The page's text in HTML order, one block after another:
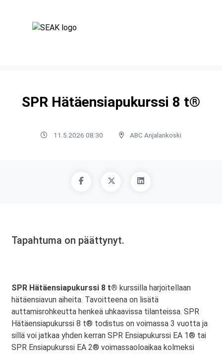
SPR Hätäensiapukurssi 8 t®
11.5.2026 08:30 ABC Anjalankoski
Tapahtuma on päättynyt.
SPR Hätäensiapukurssi 8 t® kurssilla harjoitellaan
hätäensiavun aiheita. Tavoitteena on lisätä
auttamisrohkeutta henkeä uhkaavissa tilanteissa. SPR
Hätäensiapukurssi 8 t® todistus on voimassa 3 vuotta ja
sillä voi jatkaa yhden kerran SPR Ensiapukurssi EA 1® tai
SPR Ensiapukurssi EA 2® voimassaoloaikaa kolmeksi